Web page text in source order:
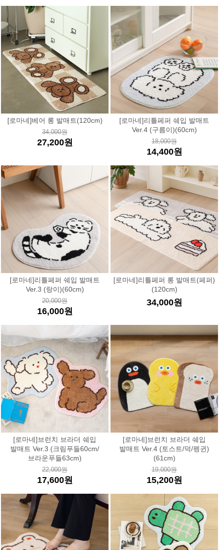
[로마네]베어 롱 발매트(120cm)
34,000원
27,200원
[로마네]리틀페퍼 쉐입 발매트
Ver.4 (구름이)(60cm)
18,000원
14,400원
[로마네]리틀페퍼 쉐입 발매트
Ver.3 (랑이)(60cm)
20,000원
16,000원
[로마네]리틀페퍼 롱 발매트(페퍼)
(120cm)
34,000원
[로마네]브런치 브라더 쉐입
발매트 Ver.3 (크림푸들60cm/
브라운푸들63cm)
22,000원
17,600원
[로마네]브런치 브라더 쉐입
발매트 Ver.4 (토스트/덕/펭귄)
(61cm)
19,000원
15,200원